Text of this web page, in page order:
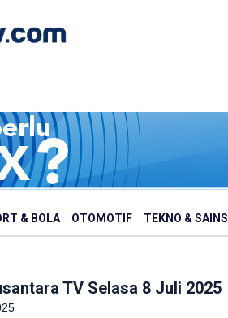
& BOLA OTOMOTIF TEKNO & SAINS
TV Selasa 8 Juli 2025